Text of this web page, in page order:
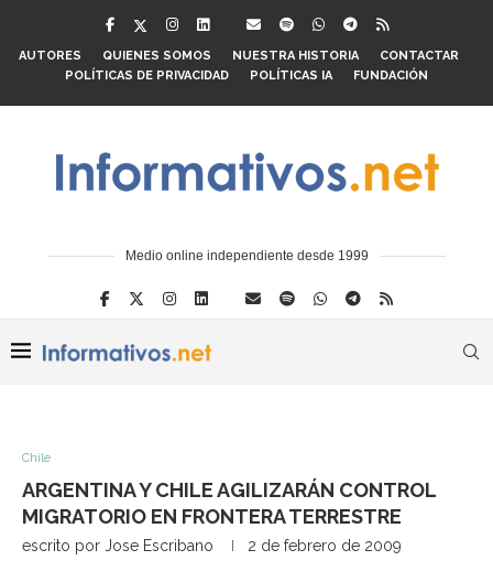
AUTORES QUIENES SOMOS NUESTRA HISTORIA
CONTACTAR
POLÍTICAS DE PRIVACIDAD
POLÍTICAS IA FUNDACIÓN
Medio online independiente desde 1999
Chile
ARGENTINA Y CHILE AGILIZARÁN CONTROL
MIGRATORIO EN FRONTERA TERRESTRE
escrito por Jose Escribano 2 de febrero de 2009